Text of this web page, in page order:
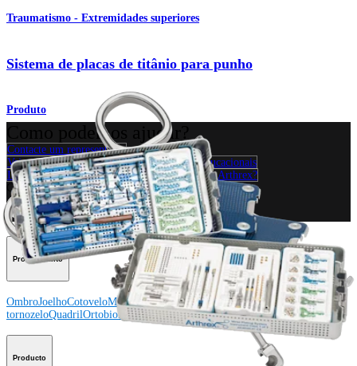
Traumatismo - Extremidades superiores
Sistema de placas de titânio para punho
Produto
Como podemos ajudar?
Contacte um representante
Veja eventos, laboratórios e oportunidades educacionais
Inscreva-se para receber: O que há de novo na Arthrex?
Conecte-se conosco
Procedimento
OmbroJoelhoCotoveloMão e punhoPé e
tornozeloQuadrilOrtobiológicos Cirurgia cardiotorácicaColuna vertebral
Producto